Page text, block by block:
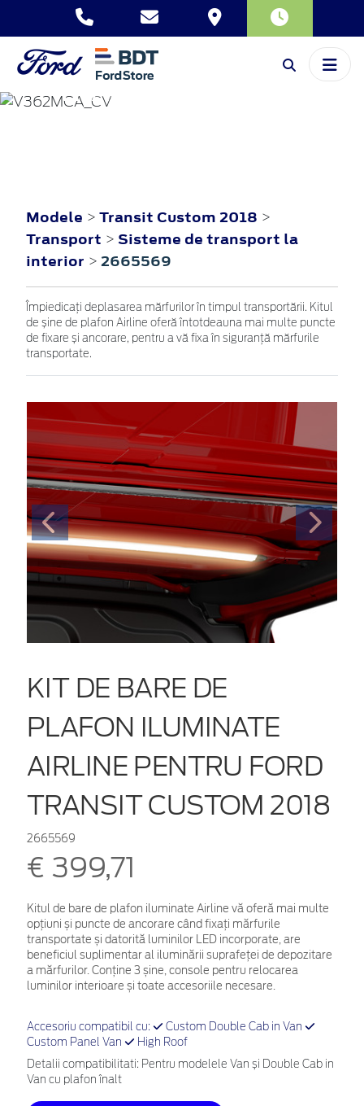
TRANSIT CUSTOM
Modele > Transit Custom 2018 >
Transport > Sisteme de transport la
interior > 2665569
Împiedicați deplasarea mărfurilor în timpul transportării. Kitul
de șine de plafon Airline oferă întotdeauna mai multe puncte
de fixare și ancorare, pentru a vă fixa în siguranță mărfurile
transportate.
KIT DE BARE DE
PLAFON ILUMINATE
AIRLINE PENTRU FORD
TRANSIT CUSTOM 2018
2665569
€ 399,71
Kitul de bare de plafon iluminate Airline vă oferă mai multe
opțiuni și puncte de ancorare când fixați mărfurile
transportate și datorită luminilor LED incorporate, are
beneficiul suplimentar al iluminării suprafeței de depozitare
a mărfurilor. Conține 3 șine, console pentru relocarea
luminilor interioare și toate accesoriile necesare.
Accesoriu compatibil cu:
Custom Double Cab in Van
Custom Panel Van
High Roof
Detalii compatibilitati: Pentru modelele Van și Double Cab in
Van cu plafon înalt